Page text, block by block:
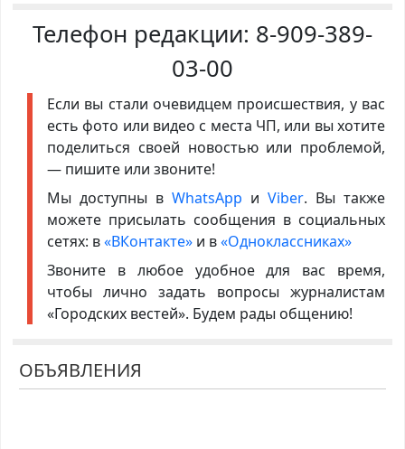
Телефон редакции: 8-909-389-
03-00
Если вы стали очевидцем происшествия, у вас
есть фото или видео с места ЧП, или вы хотите
поделиться своей новостью или проблемой,
— пишите или звоните!
Мы доступны в WhatsApp иViber. Вы также
можете присылать сообщения в социальных
сетях: в«ВКонтакте»и в«Одноклассниках»
Звоните в любое удобное для вас время,
чтобы лично задать вопросы журналистам
«Городских вестей». Будем рады общению!
ОБЪЯВЛЕНИЯ